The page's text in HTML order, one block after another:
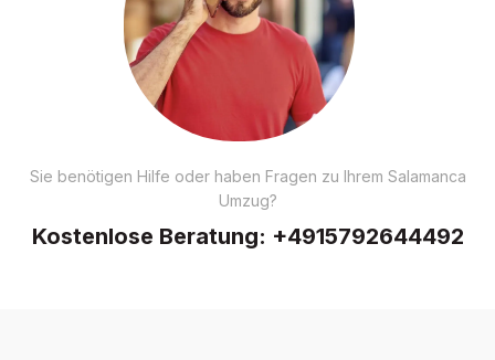
Sie benötigen Hilfe oder haben Fragen zu Ihrem Salamanca
Umzug?
Kostenlose Beratung: +4915792644492